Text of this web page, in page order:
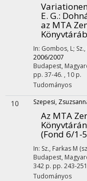
E. G.:
az MTA
In: Gombos, L;
2006/2007
Budapest,
pp. 37-46. , 10 p.
Tudományos
10 Szepesi,
Az MTA
(Fond 6/1-
In: Sz., Farkas M
Budapest,
342 p. pp. 243-
Tudományos